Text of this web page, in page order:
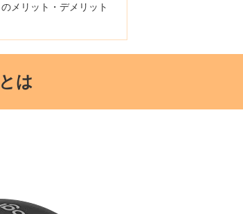
メリット・デメリット
は